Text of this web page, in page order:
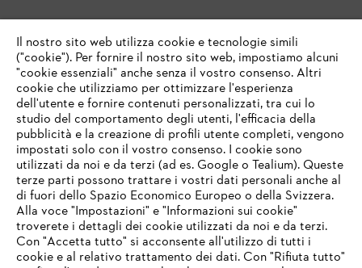
IHR BROWSER WIRD NICHT
UNTERSTÜTZT
Sie nutzen einen Browser, den wir noch nicht unterstützen. Für
Il nostro sito web utilizza cookie e tecnologie simili
("cookie"). Per fornire il nostro sito web, impostiamo alcuni
"cookie essenziali" anche senza il vostro consenso. Altri
cookie che utilizziamo per ottimizzare l'esperienza
dell'utente e fornire contenuti personalizzati, tra cui lo
studio del comportamento degli utenti, l'efficacia della
pubblicità e la creazione di profili utente completi, vengono
impostati solo con il vostro consenso. I cookie sono
utilizzati da noi e da terzi (ad es. Google o Tealium). Queste
terze parti possono trattare i vostri dati personali anche al
di fuori dello Spazio Economico Europeo o della Svizzera.
Alla voce "Impostazioni" e "Informazioni sui cookie"
troverete i dettagli dei cookie utilizzati da noi e da terzi.
Con "Accetta tutto" si acconsente all'utilizzo di tutti i
cookie e al relativo trattamento dei dati. Con "Rifiuta tutto"